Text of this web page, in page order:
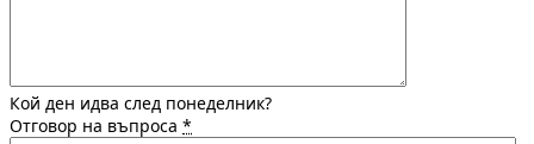
Кой ден идва след понеделник?
Отговор на въпроса *